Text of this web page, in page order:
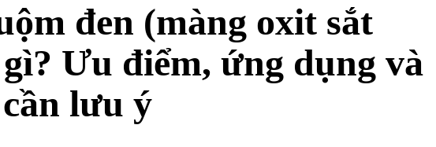
đen (màng oxit sắt
gì? Ưu điểm, ứng dụng và
lưu ý